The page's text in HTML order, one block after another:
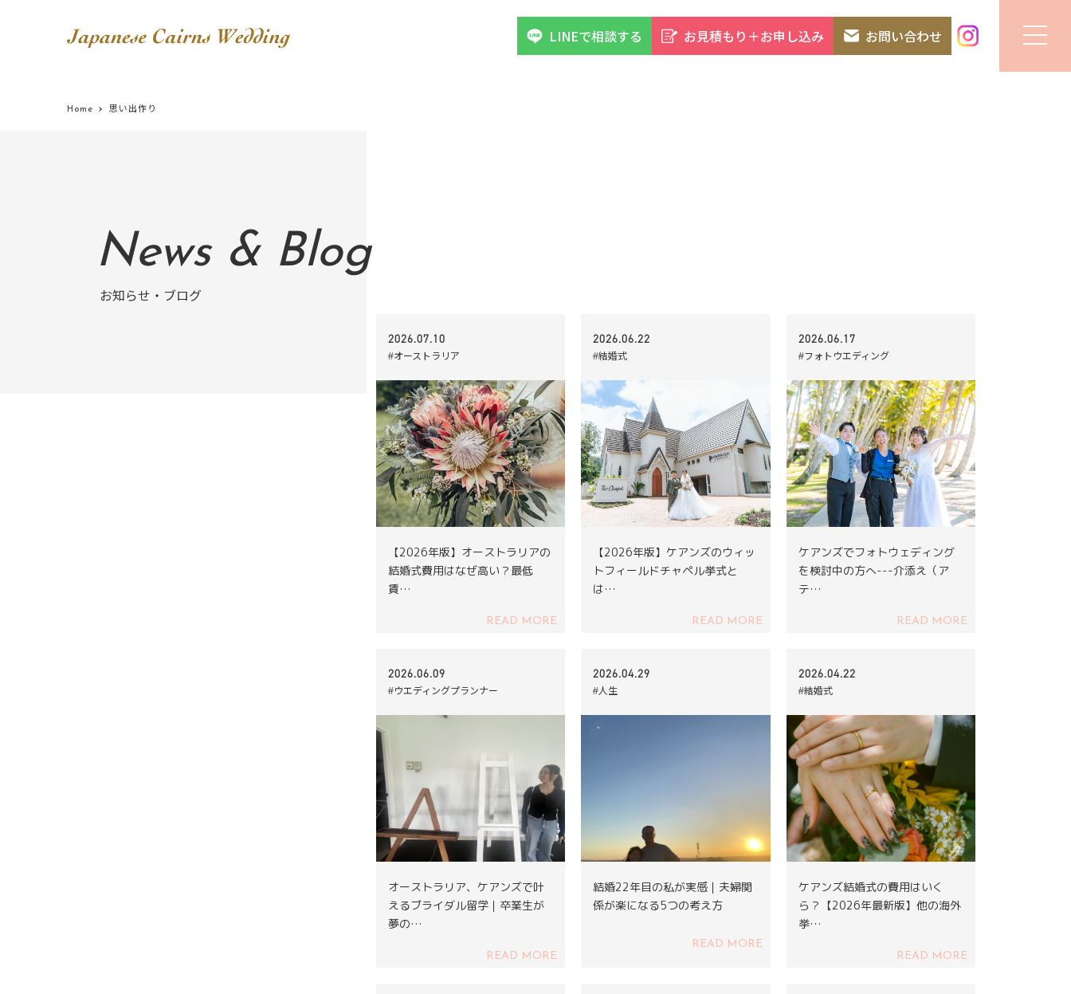
LINEで相談する お見積もり＋お申し込み お問い合わせ
Home 思い出作り
News & Blog
お知らせ・ブログ
2026.07.10
#オーストラリア
【2026年版】オーストラリアの
結婚式費用はなぜ高い？最低
賃…
READ MORE
2026.06.22
#結婚式
【2026年版】ケアンズのウィッ
トフィールドチャペル挙式と
は…
READ MORE
2026.06.17
#フォトウエディング
ケアンズでフォトウェディング
を検討中の方へ---介添え（ア
テ…
READ MORE
2026.06.09
#ウエディングプランナー
オーストラリア、ケアンズで叶
えるブライダル留学｜卒業生が
夢の…
READ MORE
2026.04.29
#人生
結婚22年目の私が実感｜夫婦関
係が楽になる5つの考え方
READ MORE
2026.04.22
#結婚式
ケアンズ結婚式の費用はいく
ら？【2026年最新版】他の海外
挙…
READ MORE